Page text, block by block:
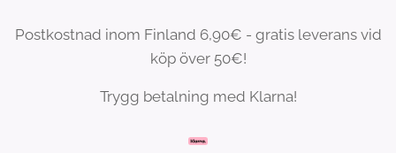
Postkostnad inom Finland 6,90€ - gratis leverans vid
köp över 50€!
Trygg betalning med Klarna!